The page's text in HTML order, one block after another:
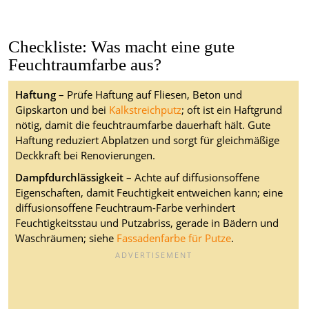
Checkliste: Was macht eine gute
Feuchtraumfarbe aus?
Haftung– Prüfe Haftung auf Fliesen, Beton und
Gipskarton und bei Kalkstreichputz; oft ist ein Haftgrund
nötig, damit die feuchtraumfarbe dauerhaft hält. Gute
Haftung reduziert Abplatzen und sorgt für gleichmäßige
Deckkraft bei Renovierungen.
Dampfdurchlässigkeit– Achte auf diffusionsoffene
Eigenschaften, damit Feuchtigkeit entweichen kann; eine
diffusionsoffene Feuchtraum-Farbe verhindert
Feuchtigkeitsstau und Putzabriss, gerade in Bädern und
Waschräumen; siehe Fassadenfarbe für Putze.